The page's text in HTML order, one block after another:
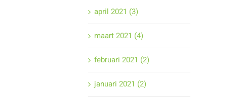
april 2021 (3)
maart 2021 (4)
februari 2021 (2)
januari 2021 (2)